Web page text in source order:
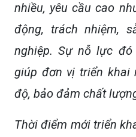
nhiều, yêu cầu cao
động, trách nhiệm,
nghiệp. Sự nỗ lực
giúp đơn vị triển khai
độ, bảo đảm chất
Thời điểm mới triển